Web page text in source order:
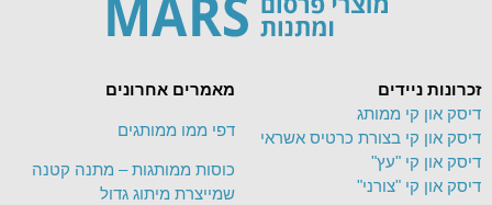
מאמרים אחרונים
דפי ממו ממותגים
כוסות ממותגות – מתנה קטנה
שמייצרת מיתוג גדול
זכרונות ניידים
דיסק און קי ממותג
דיסק און קי בצורת כרטיס אשראי
דיסק און קי "עץ"
דיסק און קי "צורני"